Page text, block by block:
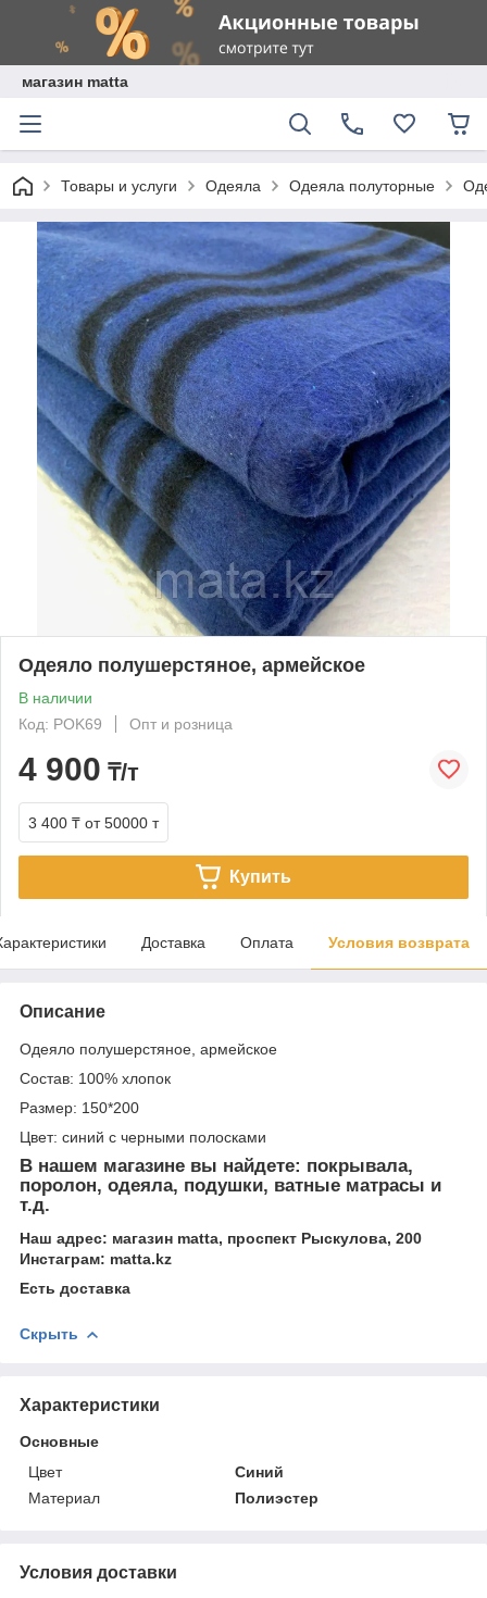
магазин matta
Товары и услуги Одеяла Одеяла полуторные
Одеяло полушерстяное, армейское
В наличии
Код: POK69
Опт и розница
4 900 ₸/т
3 400 ₸ от 50000 т
Купить
Доставка Оплата Условия возврата
Описание
Одеяло полушерстяное, армейское
Состав: 100% хлопок
Размер: 150*200
Цвет: синий с черными полосками
В нашем магазине вы найдете: покрывала,
поролон, одеяла, подушки, ватные матрасы и
т.д.
Наш адрес: магазин matta, проспект Рыскулова, 200
Инстаграм: matta.kz
Есть доставка
Скрыть
Характеристики
Основные
Цвет
Синий
Материал
Полиэстер
Условия доставки